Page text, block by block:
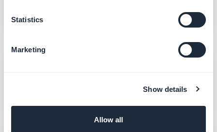
Statistics
Marketing
Show details
Allow all
heraus.
Warum ein KI-Backend besser ist als der
agentenbereite Plattform statt eines nachträglich
angefügten Chatbots.